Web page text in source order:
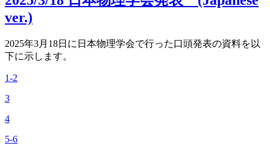
ver.)
2025年3月18日に日本物理学会で行った口頭発表の資料を以
下に示します。
1-2
3
4
5-6